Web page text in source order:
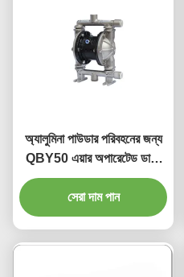
অ্যালুমিনা পাউডার পরিবহনের জন্য
QBY50 এয়ার অপারেটেড ডাবল
ডায়াফ্রাম পাম্প
সেরা দাম পান